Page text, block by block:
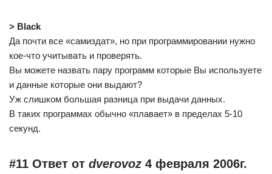
> Black
Да почти все «самиздат», но при программировании нужно
кое-что учитывать и проверять.
Вы можете назвать пару программ которые Вы используете
и данные которые они выдают?
Уж слишком большая разница при выдачи данных.
В таких программах обычно «плавает» в пределах 5-10
секунд.
#11 Ответ от dverovoz 4 февраля 2006г.